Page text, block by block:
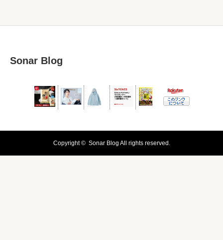
Sonar Blog
Copyright © Sonar Blog All rights reserved.